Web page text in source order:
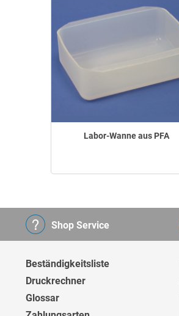
Labor-Wanne aus PFA
Shop Service
Beständigkeitsliste
Druckrechner
Glossar